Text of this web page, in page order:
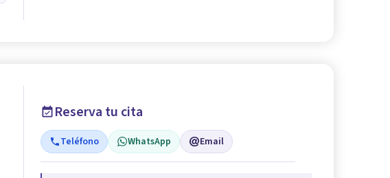
Reserva tu cita
Teléfono WhatsApp Email